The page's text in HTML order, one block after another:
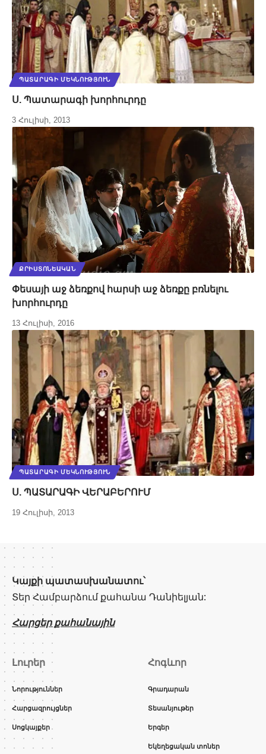
ՊԱՏԱՐԱԳԻ ՄԵԿՆՈՒԹՅՈՒՆ
Ս. Պատարագի խորհուրդը
3 Հուլիսի, 2013
ՔՐԻՍՏՈՆԵԱԿԱՆ
Փեսայի աջ ձեռքով հարսի աջ ձեռքը բռնելու
խորհուրդը
13 Հուլիսի, 2016
ՊԱՏԱՐԱԳԻ ՄԵԿՆՈՒԹՅՈՒՆ
Ս. ՊԱՏԱՐԱԳԻ ՎԵՐԱԲԵՐՈՒՄ
19 Հուլիսի, 2013
Կայքի պատասխանատու՝
Տեր Համբարձում քահանա Դանիելյան:
Հարցեր քահանային
Լուրեր
Նորություններ
Հարցազրույցներ
Սոցկայքեր
Հոգևոր
Գրադարան
Տեսանյութեր
Երգեր
Եկեղեցական տոներ